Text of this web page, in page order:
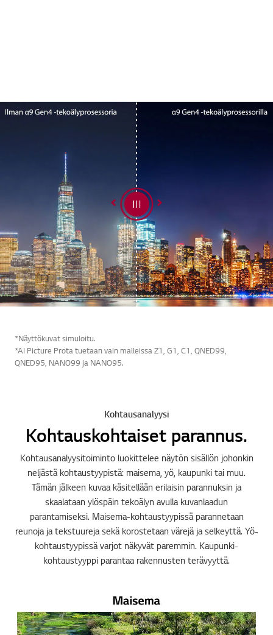
*Näyttökuvat simuloitu.
*AI Picture Prota tuetaan vain malleissa Z1, G1, C1, QNED99,
QNED95, NANO99 ja NANO95.
Kohtausanalyysi
Kohtauskohtaiset parannus.
Kohtausanalyysitoiminto luokittelee näytön sisällön johonkin
neljästä kohtaustyypistä: maisema, yö, kaupunki tai muu.
Tämän jälkeen kuvaa käsitellään erilaisin parannuksin ja
skaalataan ylöspäin tekoälyn avulla kuvanlaadun
parantamiseksi. Maisema-kohtaustyypissä parannetaan
reunoja ja tekstuureja sekä korostetaan värejä ja selkeyttä. Yö-
kohtaustyypissä varjot näkyvät paremmin. Kaupunki-
kohtaustyyppi parantaa rakennusten terävyyttä.